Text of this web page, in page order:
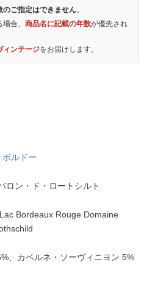
のご指定はできません。
合、 商品名に記載の年数が優先され
ィンテージをお届けします。
ボルドー
ロン・ド・ロートシルト
Bordeaux Rouge Domaine
、カベルネ・ソーヴィニヨン 5%